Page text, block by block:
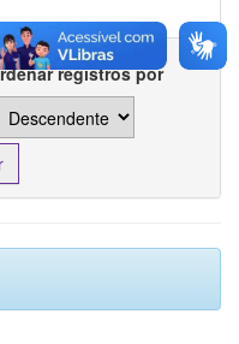
registros por